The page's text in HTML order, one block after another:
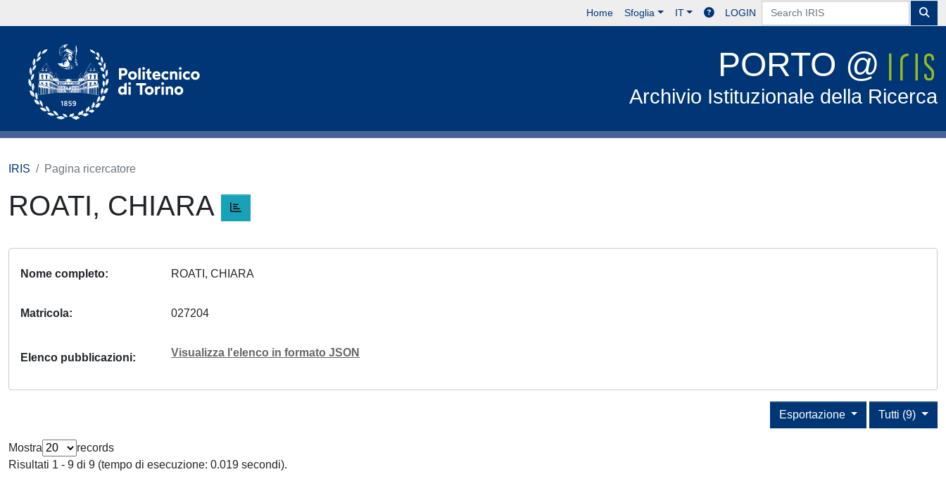
Home Sfoglia IT LOGIN
PORTO @
Archivio Istituzionale della Ricerca
IRIS Pagina ricercatore
ROATI, CHIARA
Nome completo ROATI, CHIARA
Matricola 027204
Elenco pubblicazioni Visualizza l'elenco in formato JSON
Tutti (9)
Esportazione
Mostra
records
Risultati 1 - 9 di 9 (tempo di esecuzione: 0.019 secondi).